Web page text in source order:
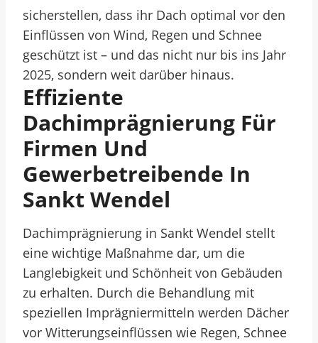
sicherstellen, dass ihr Dach optimal vor den
Einflüssen von Wind, Regen und Schnee
geschützt ist – und das nicht nur bis ins Jahr
2025, sondern weit darüber hinaus.
Effiziente
Dachimprägnierung Für
Firmen Und
Gewerbetreibende In
Sankt Wendel
Dachimprägnierung in Sankt Wendel stellt
eine wichtige Maßnahme dar, um die
Langlebigkeit und Schönheit von Gebäuden
zu erhalten. Durch die Behandlung mit
speziellen Imprägniermitteln werden Dächer
vor Witterungseinflüssen wie Regen, Schnee